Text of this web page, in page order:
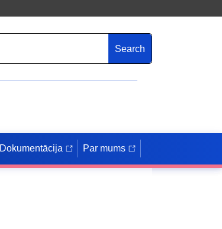
Search
Dokumentācija Par mums